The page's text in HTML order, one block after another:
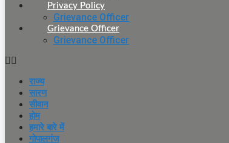
Privacy Policy
Grievance Officer
Grievance Officer
Grievance Officer
राज्य
सारण
सीवान
होम
हमारे बारे में
गोपालगंज